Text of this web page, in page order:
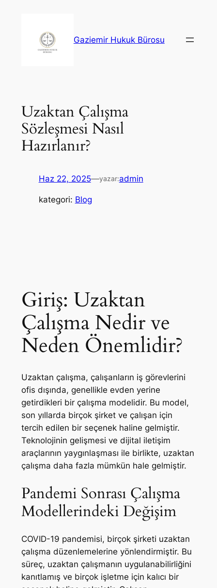
Gaziemir Hukuk Bürosu
Uzaktan Çalışma
Sözleşmesi Nasıl
Hazırlanır?
Haz 22, 2025—yazar:admin
kategori: Blog
Giriş: Uzaktan
Çalışma Nedir ve
Neden Önemlidir?
Uzaktan çalışma, çalışanların iş görevlerini
ofis dışında, genellikle evden yerine
getirdikleri bir çalışma modelidir. Bu model,
son yıllarda birçok şirket ve çalışan için
tercih edilen bir seçenek haline gelmiştir.
Teknolojinin gelişmesi ve dijital iletişim
araçlarının yaygınlaşması ile birlikte, uzaktan
çalışma daha fazla mümkün hale gelmiştir.
Pandemi Sonrası Çalışma
Modellerindeki Değişim
COVID-19 pandemisi, birçok şirketi uzaktan
çalışma düzenlemelerine yönlendirmiştir. Bu
süreç, uzaktan çalışmanın uygulanabilirliğini
kanıtlamış ve birçok işletme için kalıcı bir